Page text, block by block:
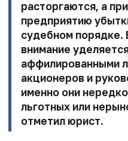
расторгаются, а
предприятию
судебном порядке.
внимание
аффилированными
акционеров и
именно они
льготных или
отметил юрист.